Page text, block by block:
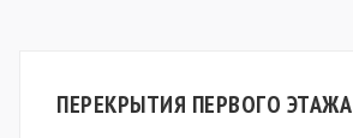
ПЕРЕКРЫТИЯ ПЕРВОГО ЭТАЖА